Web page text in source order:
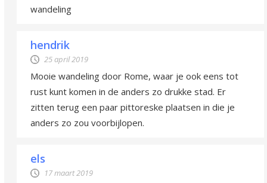
wandeling
hendrik
25 april 2019
Mooie wandeling door Rome, waar je ook eens tot
rust kunt komen in de anders zo drukke stad. Er
zitten terug een paar pittoreske plaatsen in die je
anders zo zou voorbijlopen.
els
17 maart 2019